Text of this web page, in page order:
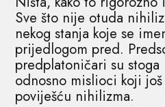
Sve što nije otuda
nekog stanja koje se
prijedlogom pred.
predplatoničari su
odnosno mislioci koji još
poviješću nihilizma.